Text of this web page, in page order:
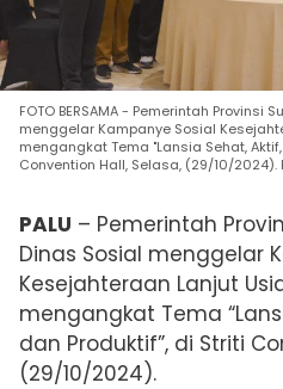
FOTO BERSAMA - Pemerintah Provinsi
menggelar Kampanye Sosial
mengangkat Tema "Lansia Sehat,
Convention Hall, Selasa, (29/10/2024).
PALU – Pemerintah
Dinas Sosial menggelar
Kesejahteraan Lanjut
mengangkat Tema
dan Produktif”, di Striti
(29/10/2024).